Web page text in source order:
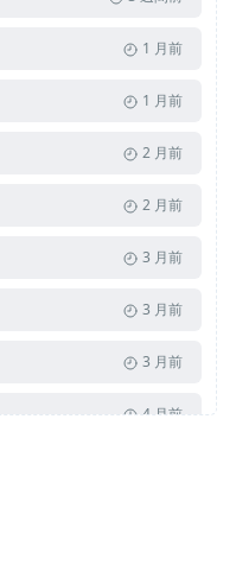
1 月前
1 月前
2 月前
2 月前
3 月前
3 月前
3 月前
4 月前